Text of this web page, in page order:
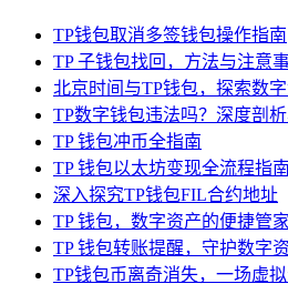
TP钱包取消多签钱包操作指南
TP 子钱包找回，方法与注意
北京时间与TP钱包，探索数
TP数字钱包违法吗？深度剖
TP 钱包冲币全指南
TP 钱包以太坊变现全流程指南
深入探究TP钱包FIL合约地址
TP 钱包，数字资产的便捷管家
TP 钱包转账提醒，守护数字
TP钱包币离奇消失，一场虚